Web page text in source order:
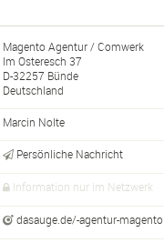
Magento Agentur / Comwerk
Im Osteresch 37
D-32257 Bünde
Deutschland
Marcin Nolte
Persönliche Nachricht
Information nur im Netzwerk
dasauge.de/-agentur-magento